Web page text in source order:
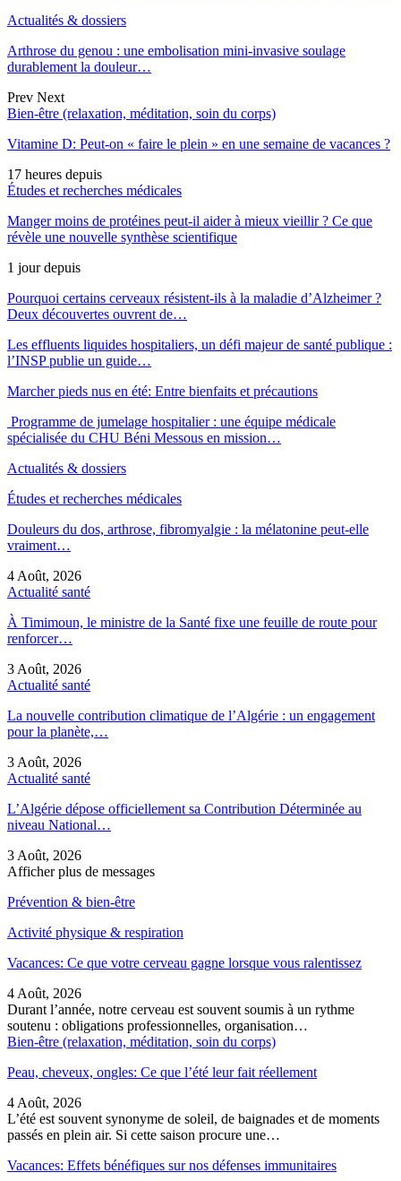
Actualités & dossiers
Arthrose du genou : une embolisation mini-invasive soulage
durablement la douleur…
Prev Next
Bien-être (relaxation, méditation, soin du corps)
Vitamine D: Peut-on « faire le plein » en une semaine de vacances ?
17 heures depuis
Études et recherches médicales
Manger moins de protéines peut-il aider à mieux vieillir ? Ce que
révèle une nouvelle synthèse scientifique
1 jour depuis
Pourquoi certains cerveaux résistent-ils à la maladie d’Alzheimer ?
Deux découvertes ouvrent de…
Les effluents liquides hospitaliers, un défi majeur de santé publique :
l’INSP publie un guide…
Marcher pieds nus en été: Entre bienfaits et précautions
Programme de jumelage hospitalier : une équipe médicale
spécialisée du CHU Béni Messous en mission…
Actualités & dossiers
Études et recherches médicales
Douleurs du dos, arthrose, fibromyalgie : la mélatonine peut-elle
vraiment…
4 Août, 2026
Actualité santé
À Timimoun, le ministre de la Santé fixe une feuille de route pour
renforcer…
3 Août, 2026
Actualité santé
La nouvelle contribution climatique de l’Algérie : un engagement
pour la planète,…
3 Août, 2026
Actualité santé
L’Algérie dépose officiellement sa Contribution Déterminée au
niveau National…
3 Août, 2026
Afficher plus de messages
Prévention & bien-être
Activité physique & respiration
Vacances: Ce que votre cerveau gagne lorsque vous ralentissez
4 Août, 2026
Durant l’année, notre cerveau est souvent soumis à un rythme
soutenu : obligations professionnelles, organisation…
Bien-être (relaxation, méditation, soin du corps)
Peau, cheveux, ongles: Ce que l’été leur fait réellement
4 Août, 2026
L’été est souvent synonyme de soleil, de baignades et de moments
passés en plein air. Si cette saison procure une…
Vacances: Effets bénéfiques sur nos défenses immunitaires